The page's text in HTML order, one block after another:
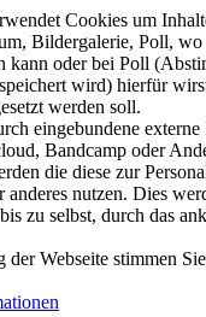
Cookies um
Bildergalerie, Poll,
kann oder bei Poll
wird) hierfür
werden soll.
eingebundene
Bandcamp oder
die diese zur
anderes nutzen. Dies
zu selbst, durch das
Webseite stimmen